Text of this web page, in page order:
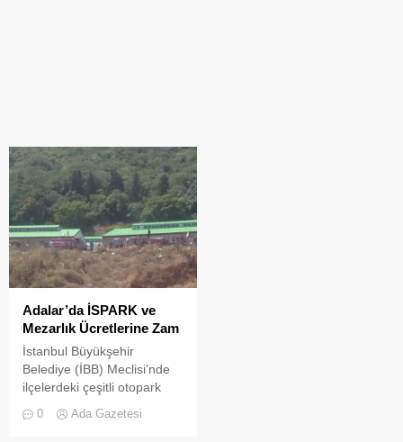
Adalar’da İSPARK ve
Mezarlık Ücretlerine Zam
İstanbul Büyükşehir
Belediye (İBB) Meclisi’nde
ilçelerdeki çeşitli otopark
görüşüldü. Yapılan
0 Ada Gazetesi